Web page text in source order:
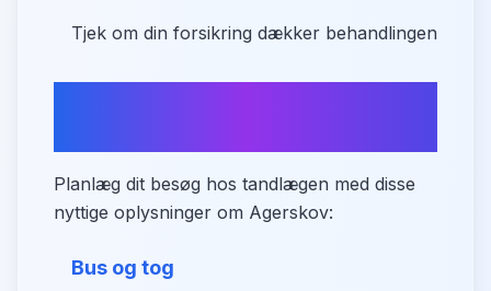
Tjek om din forsikring dækker behandlingen
Planlæg dit besøg hos tandlægen med disse
nyttige oplysninger om Agerskov:
Bus og tog